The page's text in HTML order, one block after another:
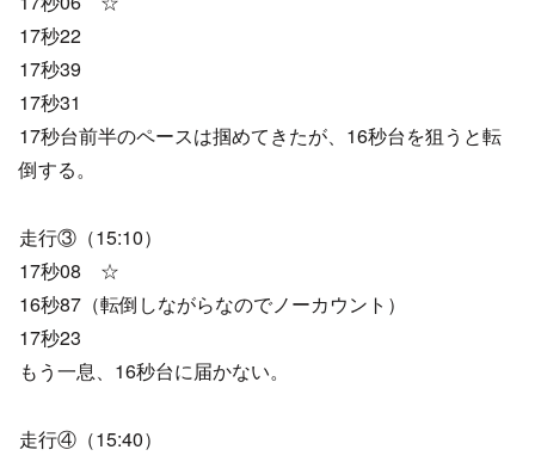
17秒22
17秒39
17秒31
17秒台前半のペースは掴めてきたが、16秒台を狙うと転
倒する。
走行③（15:10）
17秒08 ☆
16秒87（転倒しながらなのでノーカウント）
17秒23
もう一息、16秒台に届かない。
走行④（15:40）